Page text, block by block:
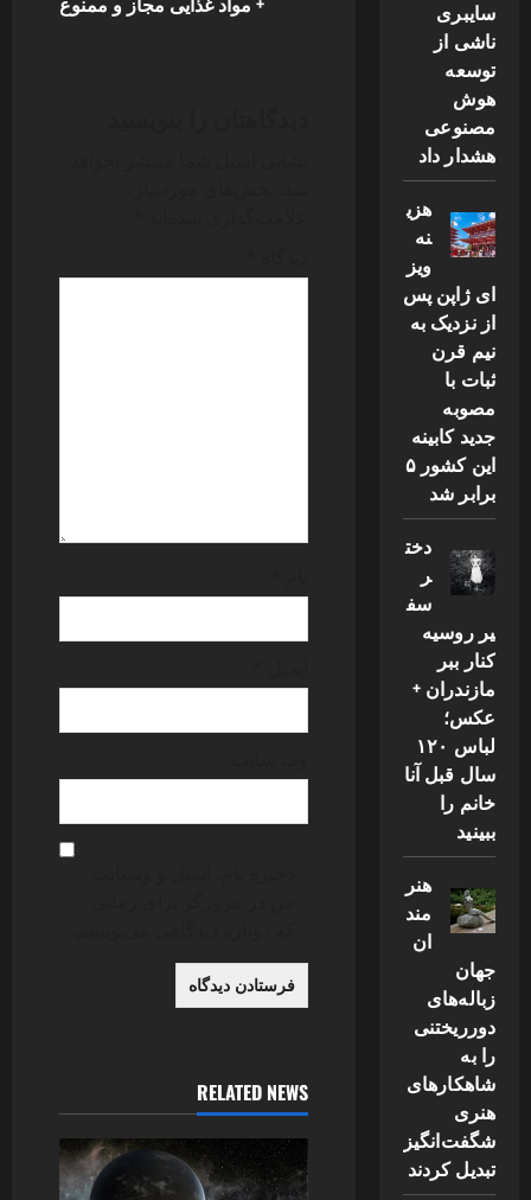
a
RELATED NEWS
سایبری
ناشی از
توسعه
هوش
مصنوعی
هشدار داد
هزی
نه
ویز
ای ژاپن پس
از نزدیک به
نیم قرن
ثبات با
مصوبه
جدید کابینه
این کشور ۵
برابر شد
دخت
ر
سف
یر روسیه
کنار ببر
مازندران +
عکس؛
لباس ۱۲۰
سال قبل آنا
خانم را
ببینید
هنر
مند
ان
جهان
زباله‌های
دورریختنی
را به
شاهکارهای
هنری
شگفت‌انگیز
تبدیل کردند